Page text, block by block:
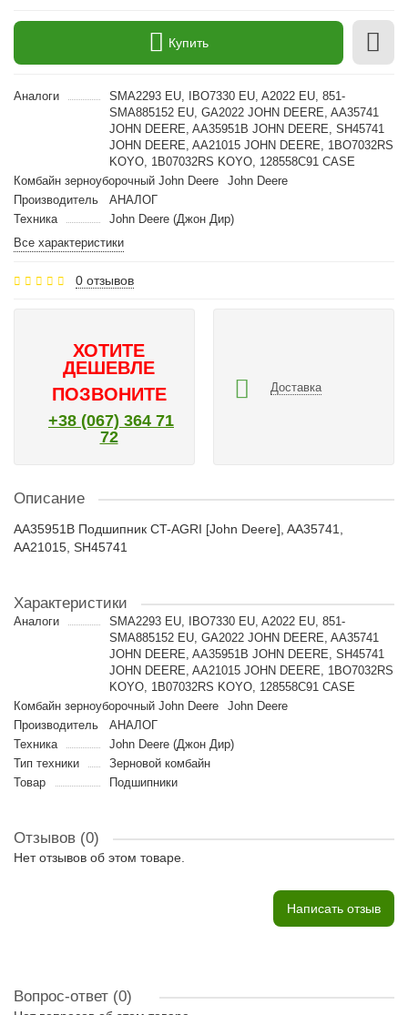
Купить
Аналоги
SMA2293 EU, IBO7330 EU, A2022 EU, 851-
SMA885152 EU, GA2022 JOHN DEERE, AA35741
JOHN DEERE, AA35951B JOHN DEERE, SH45741
JOHN DEERE, AA21015 JOHN DEERE, 1BO7032RS
KOYO, 1B07032RS KOYO, 128558C91 CASE
Комбайн зерноуборочный John Deere
John Deere
Производитель
АНАЛОГ
Техника
John Deere (Джон Дир)
Все характеристики
0 отзывов
ХОТИТЕ
ДЕШЕВЛЕ
ПОЗВОНИТЕ
+38 (067) 364 71
72
Доставка
Описание
AA35951B Подшипник CT-AGRI [John Deere], AA35741,
AA21015, SH45741
Характеристики
Аналоги
SMA2293 EU, IBO7330 EU, A2022 EU, 851-
SMA885152 EU, GA2022 JOHN DEERE, AA35741
JOHN DEERE, AA35951B JOHN DEERE, SH45741
JOHN DEERE, AA21015 JOHN DEERE, 1BO7032RS
KOYO, 1B07032RS KOYO, 128558C91 CASE
Комбайн зерноуборочный John Deere
John Deere
Производитель
АНАЛОГ
Техника
John Deere (Джон Дир)
Тип техники
Зерновой комбайн
Товар
Подшипники
Отзывов (0)
Нет отзывов об этом товаре.
Написать отзыв
Вопрос-ответ (0)